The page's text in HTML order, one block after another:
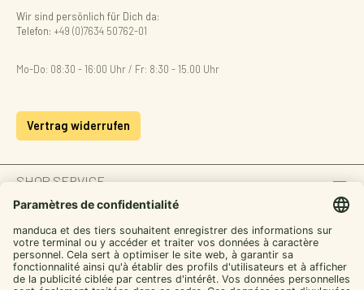
Wir sind persönlich für Dich da:
Telefon: +49 (0)7634 50762-01
Mo-Do: 08:30 - 16:00 Uhr / Fr: 8:30 - 15.00 Uhr
Vertrag widerrufen
SHOP SERVICE
INFORMATION
ZAHLUNGSARTEN
SICHER EINKAUFEN